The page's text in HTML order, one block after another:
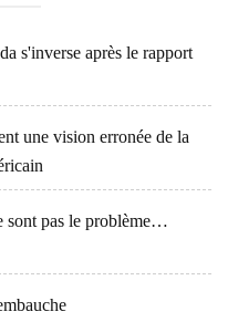
s'inverse après le rapport
une vision erronée de la
sont pas le problème…